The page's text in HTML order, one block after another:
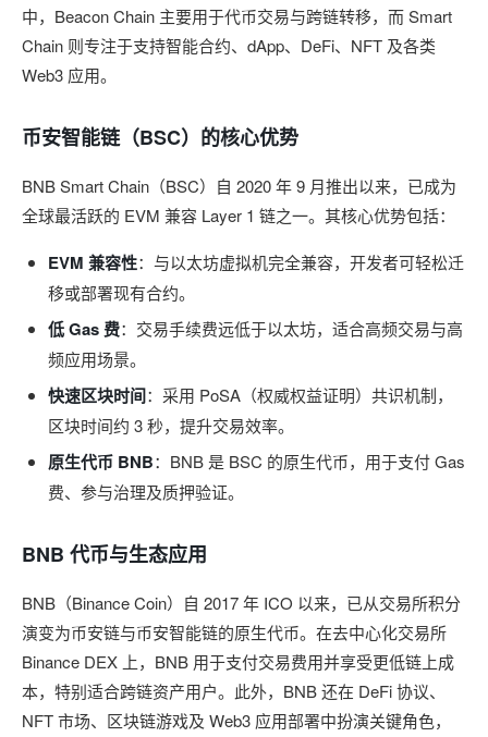
中，Beacon Chain 主要用于代币交易与跨链转移，而 Smart
Chain 则专注于支持智能合约、dApp、DeFi、NFT 及各类
Web3 应用。
币安智能链（BSC）的核心优势
BNB Smart Chain（BSC）自 2020 年 9 月推出以来，已成为
全球最活跃的 EVM 兼容 Layer 1 链之一。其核心优势包括：
EVM 兼容性：与以太坊虚拟机完全兼容，开发者可轻松迁
移或部署现有合约。
低 Gas 费：交易手续费远低于以太坊，适合高频交易与高
频应用场景。
快速区块时间：采用 PoSA（权威权益证明）共识机制，
区块时间约 3 秒，提升交易效率。
原生代币 BNB：BNB 是 BSC 的原生代币，用于支付 Gas
费、参与治理及质押验证。
BNB 代币与生态应用
BNB（Binance Coin）自 2017 年 ICO 以来，已从交易所积分
演变为币安链与币安智能链的原生代币。在去中心化交易所
Binance DEX 上，BNB 用于支付交易费用并享受更低链上成
本，特别适合跨链资产用户。此外，BNB 还在 DeFi 协议、
NFT 市场、区块链游戏及 Web3 应用部署中扮演关键角色，